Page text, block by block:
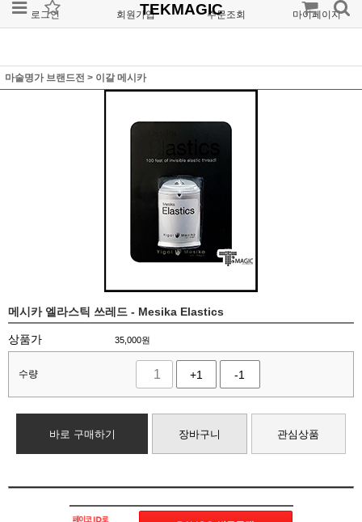
로그인 회원가입 주문조회 마이페이지
TEKMAGIC
마술명가 브랜드전 > 이갈 메시카
메시카 엘라스틱 쓰레드 - Mesika Elastics
상품가 35,000원
수량 +1 -1
바로 구매하기 장바구니 관심상품